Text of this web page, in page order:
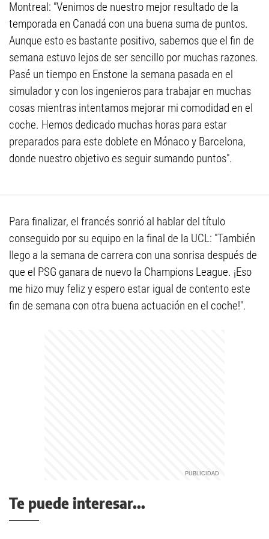
Montreal: "Venimos de nuestro mejor resultado de la
temporada en Canadá con una buena suma de puntos.
Aunque esto es bastante positivo, sabemos que el fin de
semana estuvo lejos de ser sencillo por muchas razones.
Pasé un tiempo en Enstone la semana pasada en el
simulador y con los ingenieros para trabajar en muchas
cosas mientras intentamos mejorar mi comodidad en el
coche. Hemos dedicado muchas horas para estar
preparados para este doblete en Mónaco y Barcelona,
donde nuestro objetivo es seguir sumando puntos".
Para finalizar, el francés sonrió al hablar del título
conseguido por su equipo en la final de la UCL: "También
llego a la semana de carrera con una sonrisa después de
que el PSG ganara de nuevo la Champions League. ¡Eso
me hizo muy feliz y espero estar igual de contento este
fin de semana con otra buena actuación en el coche!".
Te puede interesar...